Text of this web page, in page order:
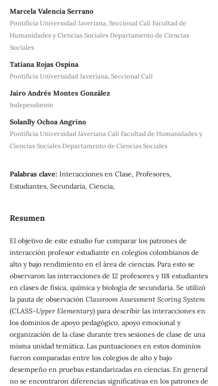
Marcela Valencia Serrano
Pontificia Universidad Javeriana, Seccional Cali Facultad de
Humanidades y Ciencias Sociales Departamento de Ciencias
Sociales
Tatiana Rojas Ospina
Pontificia Univerisidad Javeriana, Seccional Cali
Jairo Andrés Montes González
Independiente
Solanlly Ochoa Angrino
Pontificia Universidad Javeriana Cali Facultad de Humanidades y
Ciencias Sociales Departamento de Ciencias Sociales
Palabras clave: Interacciones en Clase, Profesores,
Estudiantes, Secundaria, Ciencia,
Resumen
El objetivo de este estudio fue comparar los patrones de
interacción profesor estudiante en colegios colombianos de
alto y bajo rendimiento en el área de ciencias. Para esto se
observaron las interacciones de 12 profesores y 118 estudiantes
en clases de física, química y biología de secundaria. Se utilizó
la pauta de observación Classroom Assessment Scoring System
(CLASS-Upper Elementary) para describir las interacciones en
los dominios de apoyo pedagógico, apoyo emocional y
organización de la clase durante tres sesiones de clase de una
misma unidad temática. Las puntuaciones en estos dominios
fueron comparadas entre los colegios de alto y bajo
desempeño en pruebas estandarizadas en ciencias. En general
no se encontraron diferencias significativas en los patrones de